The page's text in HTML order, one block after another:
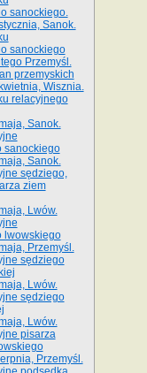
sanockiego.
Sanok.
sanockiego
Przemyśl.
przemyskich
Wisznia.
relacyjnego
Sanok.
sanockiego
Sanok.
sędziego,
ziem
Lwów.
lwowskiego
Przemyśl.
sędziego
Lwów.
sędziego
Lwów.
pisarza
Przemyśl.